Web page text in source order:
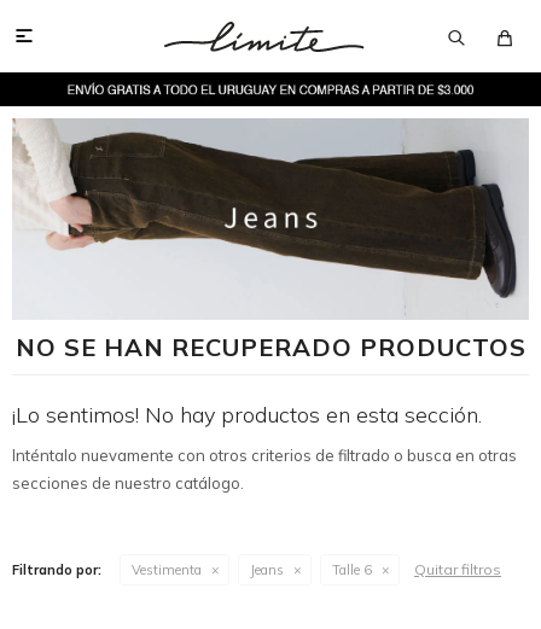

NO SE HAN RECUPERADO PRODUCTOS
¡Lo sentimos! No hay productos en esta sección.
Inténtalo nuevamente con otros criterios de filtrado o busca en otras
secciones de nuestro catálogo.
Filtrando por: Vestimenta Jeans Talle 6 Quitar filtros